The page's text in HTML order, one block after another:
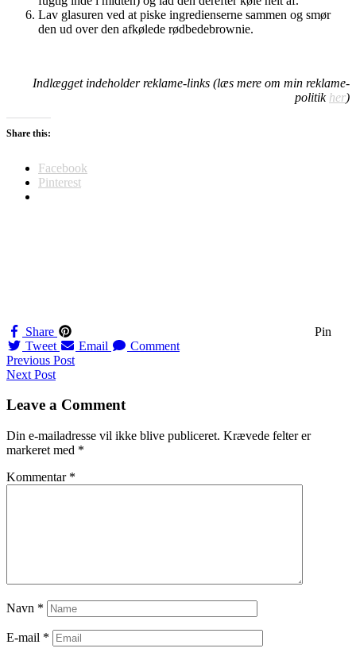
Lav glasuren ved at piske ingredienserne sammen og smør
den ud over den afkølede rødbedebrownie.
Indlægget indeholder reklame-links (læs mere om min reklame-
politik her)
Share this:
Facebook
Pinterest
Share
Pin
Tweet
Email Comment
Navigation
til
indlæg
Previous Post
Next Post
Leave a Comment
Din e-mailadresse vil ikke blive publiceret. Krævede felter er
markeret med *
Kommentar *
Navn *
E-mail *